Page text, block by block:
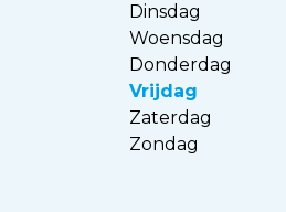
Dinsdag
Woensdag
Donderdag
Vrijdag
Zaterdag
Zondag